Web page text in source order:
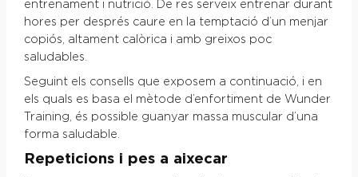
entrenament i nutrició. De res serveix entrenar durant
hores per després caure en la temptació d’un menjar
copiós, altament calòrica i amb greixos poc
saludables.
Seguint els consells que exposem a continuació, i en
els quals es basa el mètode d’enfortiment de Wunder
Training, és possible guanyar massa muscular d’una
forma saludable.
Repeticions i pes a aixecar